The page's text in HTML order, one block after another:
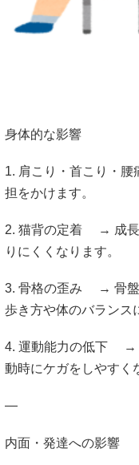
身体的な影響
1. 肩こり・首こり・
担をかけます。
2. 猫背の定着 → 成長
りにくくなります。
3. 骨格の歪み → 骨盤
歩き方や体のバランス
4. 運動能力の低下 →
動時にケガをしやすく
—
内面・発達への影響